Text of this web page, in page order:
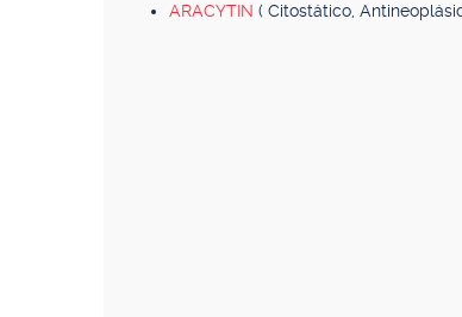
ARACYTIN ( Citostático,